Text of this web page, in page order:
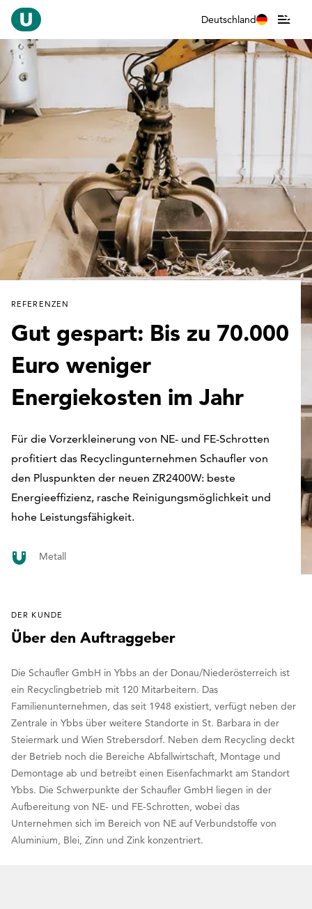
Deutschland
REFERENZEN
Gut gespart: Bis zu 70.000
Euro weniger
Energiekosten im Jahr
Für die Vorzerkleinerung von NE- und FE-Schrotten
profitiert das Recyclingunternehmen Schaufler von
den Pluspunkten der neuen ZR2400W: beste
Energieeffizienz, rasche Reinigungsmöglichkeit und
hohe Leistungsfähigkeit.
Metall
DER KUNDE
Über den Auftraggeber
Die Schaufler GmbH in Ybbs an der Donau/Niederösterreich ist
ein Recyclingbetrieb mit 120 Mitarbeitern. Das
Familienunternehmen, das seit 1948 existiert, verfügt neben der
Zentrale in Ybbs über weitere Standorte in St. Barbara in der
Steiermark und Wien Strebersdorf. Neben dem Recycling deckt
der Betrieb noch die Bereiche Abfallwirtschaft, Montage und
Demontage ab und betreibt einen Eisenfachmarkt am Standort
Ybbs. Die Schwerpunkte der Schaufler GmbH liegen in der
Aufbereitung von NE- und FE-Schrotten, wobei das
Unternehmen sich im Bereich von NE auf Verbundstoffe von
Aluminium, Blei, Zinn und Zink konzentriert.